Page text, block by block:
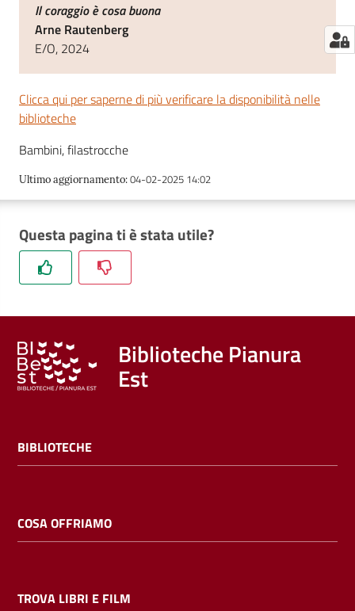
Il coraggio è cosa buona
Arne Rautenberg
E/O, 2024
Clicca qui per saperne di più verificare la disponibilità nelle
biblioteche
Bambini, filastrocche
Ultimo aggiornamento:04-02-2025 14:02
Questa pagina ti è stata utile?
Biblioteche Pianura
Est
BIBLIOTECHE
COSA OFFRIAMO
TROVA LIBRI E FILM